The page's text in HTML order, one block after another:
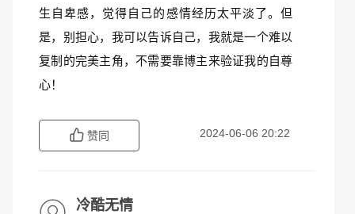
生自卑感，觉得自己的感情经历太平淡了。但
是，别担心，我可以告诉自己，我就是一个难以
复制的完美主角，不需要靠博主来验证我的自尊
心！
赞同 2024-06-06 20:22
冷酷无情